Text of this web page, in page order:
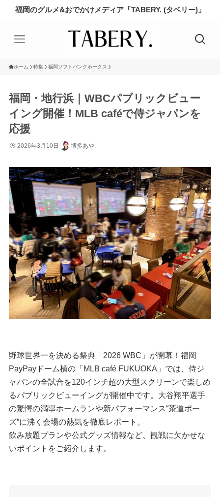
福岡のグルメ&おでかけメディア「TABERY. (タベリー)」
ホーム 特集 福岡ソフトバンクホークス
福岡・地行浜｜WBCパブリックビュー
イング開催！MLB caféで侍ジャパンを
応援
2026年3月10日 博多あや.
野球世界一を決める祭典「2026 WBC」が開幕！福岡
PayPayドーム横の「MLB café FUKUOKA」では、侍ジ
ャパンの全試合を120インチ超の大型スクリーンで楽しめ
るパブリックビューイングが開催中です。大谷翔平選手
の驚愕の満塁ホームランや新パフォーマンス“茶道ポー
ズ”に沸く会場の熱気を徹底レポート。
飲み放題プランや公式グッズ情報など、観戦に欠かせな
いポイントをご紹介します。